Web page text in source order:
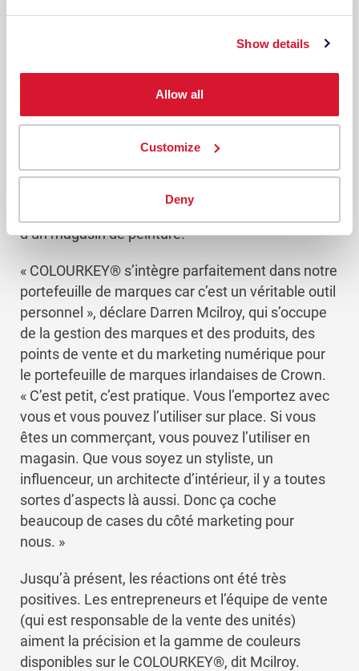
Show details
Allow all
Customize
Deny
Aujourd’hui, ils continuent d’investir dans la
technologie couleur de Datacolor, avec le souci de
répondre aux besoins spécifiques des clients.
C’est là que le Crown COLOURKEY® – la version
de marque de Crown du ColorReader Spectro® de
Datacolor – entre en jeu. Le ColorReader Spectro
est conçu pour une identification portable de
d’un magasin de peinture.
« COLOURKEY® s’intègre parfaitement dans notre
portefeuille de marques car c’est un véritable outil
personnel », déclare Darren Mcilroy, qui s’occupe
de la gestion des marques et des produits, des
points de vente et du marketing numérique pour
le portefeuille de marques irlandaises de Crown.
« C’est petit, c’est pratique. Vous l’emportez avec
vous et vous pouvez l’utiliser sur place. Si vous
êtes un commerçant, vous pouvez l’utiliser en
magasin. Que vous soyez un styliste, un
influenceur, un architecte d’intérieur, il y a toutes
sortes d’aspects là aussi. Donc ça coche
beaucoup de cases du côté marketing pour
nous. »
Jusqu’à présent, les réactions ont été très
positives. Les entrepreneurs et l’équipe de vente
(qui est responsable de la vente des unités)
aiment la précision et la gamme de couleurs
disponibles sur le COLOURKEY®, dit Mcilroy.